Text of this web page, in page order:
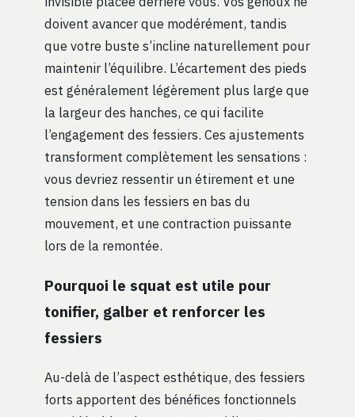
doivent avancer que modérément, tandis
que votre buste s’incline naturellement pour
maintenir l’équilibre. L’écartement des pieds
est généralement légèrement plus large que
la largeur des hanches, ce qui facilite
l’engagement des fessiers. Ces ajustements
transforment complètement les sensations :
vous devriez ressentir un étirement et une
tension dans les fessiers en bas du
mouvement, et une contraction puissante
lors de la remontée.
Pourquoi le squat est utile pour
tonifier, galber et renforcer les
fessiers
Au-delà de l’aspect esthétique, des fessiers
forts apportent des bénéfices fonctionnels